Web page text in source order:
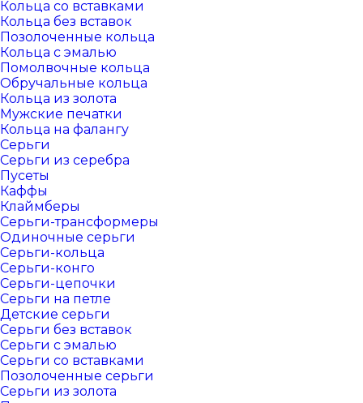
Кольца со вставками
Кольца без вставок
Позолоченные кольца
Кольца с эмалью
Помолвочные кольца
Обручальные кольца
Кольца из золота
Мужские печатки
Кольца на фалангу
Серьги
Серьги из серебра
Пусеты
Каффы
Клаймберы
Серьги-трансформеры
Одиночные серьги
Серьги-кольца
Серьги-конго
Серьги-цепочки
Серьги на петле
Детские серьги
Серьги без вставок
Серьги с эмалью
Серьги со вставками
Позолоченные серьги
Серьги из золота